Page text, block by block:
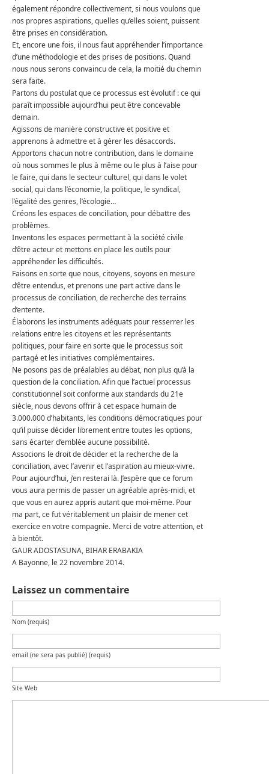
également répondre collectivement, si nous voulons que
nos propres aspirations, quelles qu’elles soient, puissent
être prises en considération.
Et, encore une fois, il nous faut appréhender l’importance
d’une méthodologie et des prises de positions. Quand
nous nous serons convaincu de cela, la moitié du chemin
sera faite.
Partons du postulat que ce processus est évolutif : ce qui
paraît impossible aujourd’hui peut être concevable
demain.
Agissons de manière constructive et positive et
apprenons à admettre et à gérer les désaccords.
Apportons chacun notre contribution, dans le domaine
où nous sommes le plus à même ou le plus à l’aise pour
le faire, qui dans le secteur culturel, qui dans le volet
social, qui dans l’économie, la politique, le syndical,
l’égalité des genres, l’écologie…
Créons les espaces de conciliation, pour débattre des
problèmes.
Inventons les espaces permettant à la société civile
d’être acteur et mettons en place les outils pour
appréhender les difficultés.
Faisons en sorte que nous, citoyens, soyons en mesure
d’être entendus, et prenons une part active dans le
processus de conciliation, de recherche des terrains
d’entente.
Élaborons les instruments adéquats pour resserrer les
relations entre les citoyens et les représentants
politiques, pour faire en sorte que le processus soit
partagé et les initiatives complémentaires.
Ne posons pas de préalables au débat, non plus qu’à la
question de la conciliation. Afin que l’actuel processus
constitutionnel soit conforme aux standards du 21e
siècle, nous devons offrir à cet espace humain de
3.000.000 d’habitants, les conditions démocratiques pour
qu’il puisse décider librement entre toutes les options,
sans écarter d’emblée aucune possibilité.
Associons le droit de décider et la recherche de la
conciliation, avec l’avenir et l’aspiration au mieux-vivre.
Pour aujourd’hui, j’en resterai là. J’espère que ce forum
vous aura permis de passer un agréable après-midi, et
que vous en aurez appris autant que moi-même. Pour
ma part, ce fut véritablement un plaisir de mener cet
exercice en votre compagnie. Merci de votre attention, et
à bientôt.
GAUR ADOSTASUNA, BIHAR ERABAKIA
A Bayonne, le 22 novembre 2014.
Laissez un commentaire
Nom (requis)
email (ne sera pas publié) (requis)
Site Web